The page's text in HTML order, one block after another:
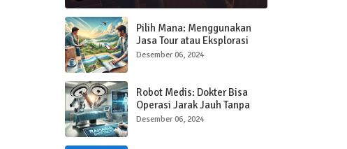
Pilih Mana: Menggunakan
Jasa Tour atau Eksplorasi
Sendiri Saat Traveling?
Desember 06, 2024
Robot Medis: Dokter Bisa
Operasi Jarak Jauh Tanpa
Hadir di Ruangan
Desember 06, 2024